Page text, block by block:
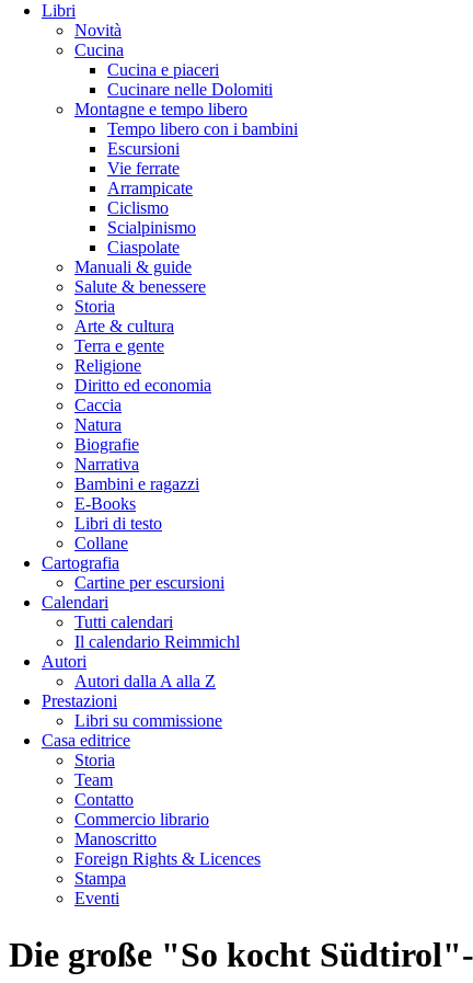
Libri
Novità
Cucina
Cucina e piaceri
Cucinare nelle Dolomiti
Montagne e tempo libero
Tempo libero con i bambini
Escursioni
Vie ferrate
Arrampicate
Ciclismo
Scialpinismo
Ciaspolate
Manuali & guide
Salute & benessere
Storia
Arte & cultura
Terra e gente
Religione
Diritto ed economia
Caccia
Natura
Biografie
Narrativa
Bambini e ragazzi
E-Books
Libri di testo
Collane
Cartografia
Cartine per escursioni
Calendari
Tutti calendari
Il calendario Reimmichl
Autori
Autori dalla A alla Z
Prestazioni
Libri su commissione
Casa editrice
Storia
Team
Contatto
Commercio librario
Manoscritto
Foreign Rights & Licences
Stampa
Eventi
Die große "So kocht